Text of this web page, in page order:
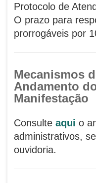
Protocolo de
O prazo para
prorrogáveis por
Mecanismos
Andamento
Manifestação
Consulte aqui o
administrativos,
ouvidoria.